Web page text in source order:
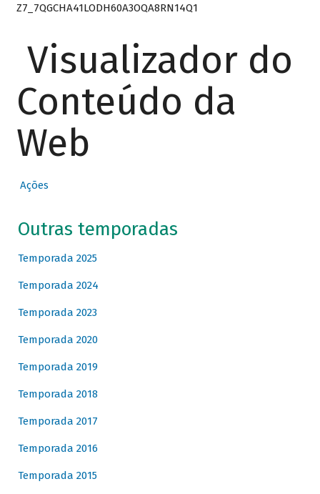
Z7_7QGCHA41LODH60A3OQA8RN14Q1
Visualizador do
Conteúdo da
Web
Ações
Outras temporadas
Temporada 2025
Temporada 2024
Temporada 2023
Temporada 2020
Temporada 2019
Temporada 2018
Temporada 2017
Temporada 2016
Temporada 2015